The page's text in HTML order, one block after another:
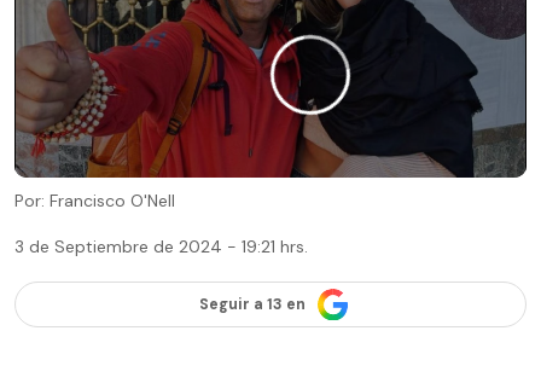
Por: Francisco O'Nell
3 de Septiembre de 2024 - 19:21 hrs.
Seguir a 13 en